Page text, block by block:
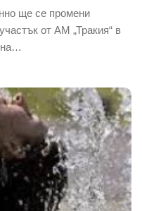
ще се промени
от АМ „Тракия“ в
на…